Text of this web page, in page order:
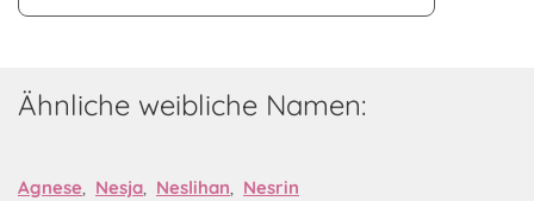
Ähnliche weibliche Namen:
Agnese, Nesja, Neslihan, Nesrin